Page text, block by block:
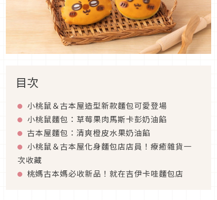
目次
小桃鼠＆古本屋造型新款麵包可愛登場
小桃鼠麵包：草莓果肉馬斯卡彭奶油餡
古本屋麵包：清爽橙皮水果奶油餡
小桃鼠＆古本屋化身麵包店店員！療癒雜貨一
次收藏
桃媽古本媽必收新品！就在吉伊卡哇麵包店